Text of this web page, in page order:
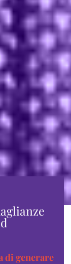
di generare